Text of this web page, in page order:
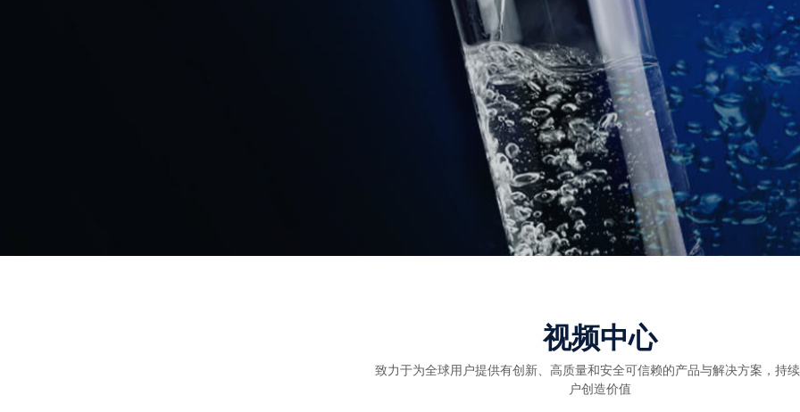
视频中心
致力于为全球用户提供有创新、高质量和安全可信赖的产品与解决方案，持
户创造价值